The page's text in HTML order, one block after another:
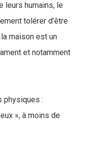
leurs humains, le
tolérer d’être
maison est un
et notamment
physiques :
», à moins de